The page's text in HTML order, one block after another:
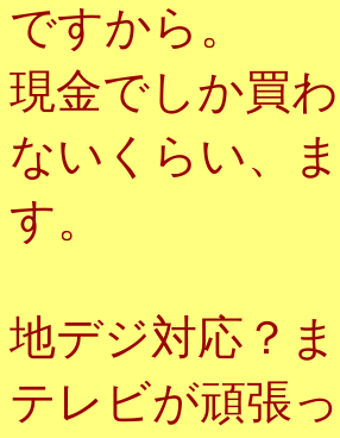
ですから。
現金でしか買
ないくらい、
す。
地デジ対応？
テレビが頑張